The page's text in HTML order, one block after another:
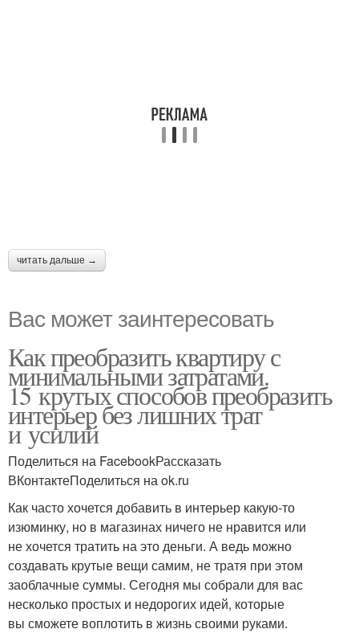
читать дальше →
Вас может заинтересовать
Как преобразить квартиру с
минимальными затратами.
15 крутых способов преобразить
интерьер без лишних трат
и усилий
Поделиться на FacebookРассказать
ВКонтактеПоделиться на ok.ru
Как часто хочется добавить в интерьер какую-то
изюминку, но в магазинах ничего не нравится или
не хочется тратить на это деньги. А ведь можно
создавать крутые вещи самим, не тратя при этом
заоблачные суммы. Сегодня мы собрали для вас
несколько простых и недорогих идей, которые
вы сможете воплотить в жизнь своими руками.